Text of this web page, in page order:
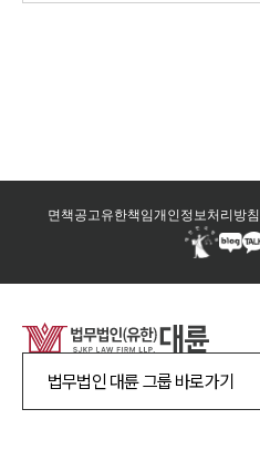
면책공고유한책임개인정보처리방침
법무법인 대륜 그룹 바로가기